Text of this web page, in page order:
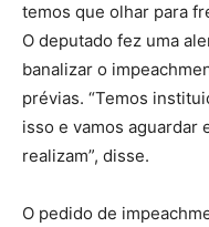
temos que olhar para
O deputado fez uma
banalizar o
prévias. “Temos
isso e vamos aguardar
realizam”, disse.
O pedido de